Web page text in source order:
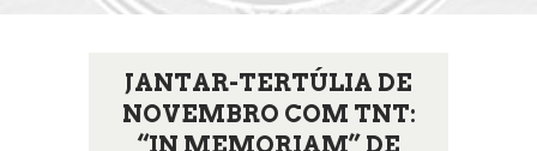
REVISTA
NOTÍCIAS
FAZER-SE SÓCIO
JANTAR-TERTÚLIA DE
NOVEMBRO COM TNT:
“IN MEMORIAM” DE